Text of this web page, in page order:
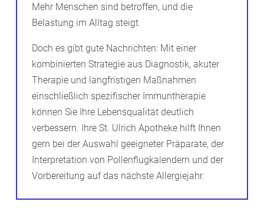
Mehr Menschen sind betroffen, und die
Belastung im Alltag steigt.
Doch es gibt gute Nachrichten: Mit einer
kombinierten Strategie aus Diagnostik, akuter
Therapie und langfristigen Maßnahmen
einschließlich spezifischer Immuntherapie
können Sie Ihre Lebensqualität deutlich
verbessern. Ihre St. Ulrich Apotheke hilft Ihnen
gern bei der Auswahl geeigneter Präparate, der
Interpretation von Pollenflugkalendern und der
Vorbereitung auf das nächste Allergiejahr.